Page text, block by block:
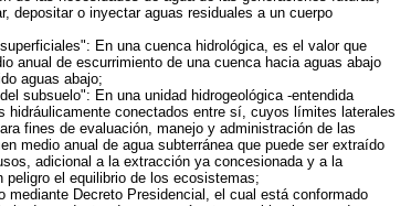
depositar o inyectar aguas residuales a un cuerpo
En una cuenca hidrológica, es el valor que
anual de escurrimiento de una cuenca hacia aguas abajo
aguas abajo;
subsuelo": En una unidad hidrogeológica -entendida
hidráulicamente conectados entre sí, cuyos límites laterales
fines de evaluación, manejo y administración de las
medio anual de agua subterránea que puede ser extraído
adicional a la extracción ya concesionada y a la
el equilibrio de los ecosistemas;
Decreto Presidencial, el cual está conformado